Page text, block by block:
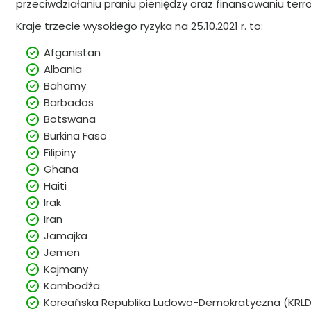
przeciwdziałaniu praniu pieniędzy oraz finansowaniu
Kraje trzecie wysokiego ryzyka na 25.10.2021 r. to:
Afganistan
Albania
Bahamy
Barbados
Botswana
Burkina Faso
Filipiny
Ghana
Haiti
Irak
Iran
Jamajka
Jemen
Kajmany
Kambodża
Koreańska Republika Ludowo-Demokratyczna